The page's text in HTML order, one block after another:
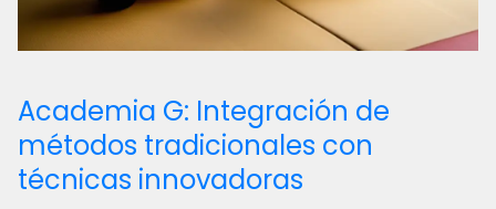
Academia G: Integración de
métodos tradicionales con
técnicas innovadoras